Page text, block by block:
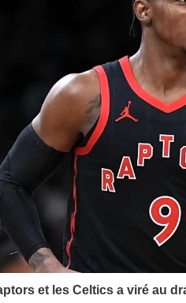
et les Celtics a viré au